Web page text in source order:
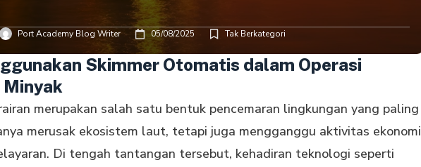
Port Academy Blog Writer 05/08/2025 Tak Berkategori
Skimmer Otomatis dalam Operasi
merupakan salah satu bentuk pencemaran lingkungan yang paling
merusak ekosistem laut, tetapi juga mengganggu aktivitas ekonomi
Di tengah tantangan tersebut, kehadiran teknologi seperti